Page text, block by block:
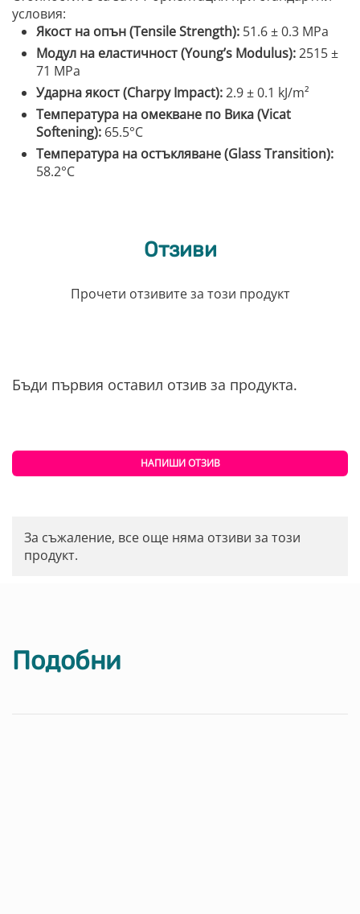
условия:
Якост на опън (Tensile Strength): 51.6 ± 0.3 MPa
Модул на еластичност (Young’s Modulus):2515 ±
71 MPa
Ударна якост (Charpy Impact):2.9 ± 0.1 kJ/m²
Температура на омекване по Вика (Vicat
Softening): 65.5°C
Температура на остъкляване (Glass Transition):
58.2°C
Отзиви
Прочети отзивите за този продукт
Бъди първия оставил отзив за продукта.
НАПИШИ ОТЗИВ
За съжаление, все още няма отзиви за този
продукт.
Подобни